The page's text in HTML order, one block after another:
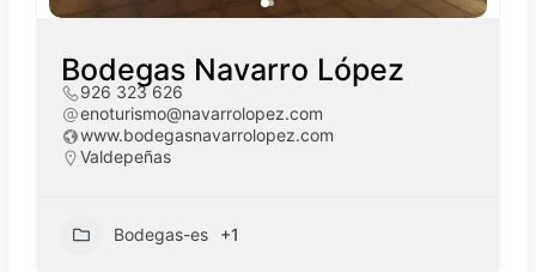
Bodegas Navarro López
926 323 626
enoturismo@navarrolopez.com
www.bodegasnavarrolopez.com
Valdepeñas
Bodegas-es +1